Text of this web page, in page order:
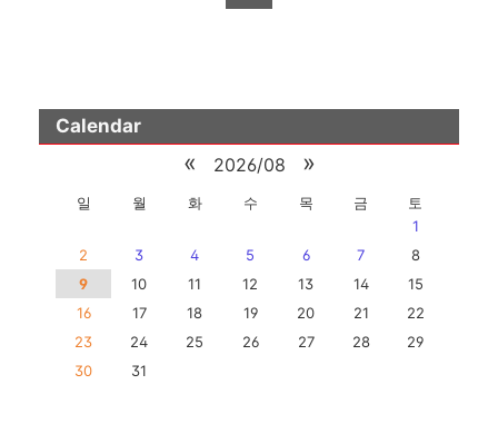
기에 다시 원주 시내로 들어가
여 신발 끈 묶고 나니 8시 30
분.. 출발. 자가 차량 치악산 종
주. 치악산 종주는 북에서 남으
분소에 주차하고 종주 후 구룡
사로 하산하여 시내버스로 원
주 시내까지 나가서 택시 타고
금대분소까지 이동 차량 회수
하면 되고요. 남에서 북으로 종
Calendar
« 2026/08 »
일 월 화 수 목 금
토
1
2
3 4 5 6 7
8
9
10 11 12 13 14
15
16
17 18 19 20 21
22
23
24 25 26 27 28
29
30
31